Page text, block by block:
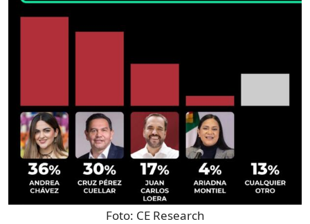
Foto: CE Research